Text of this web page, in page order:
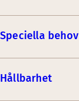
Speciella behov
Hållbarhet